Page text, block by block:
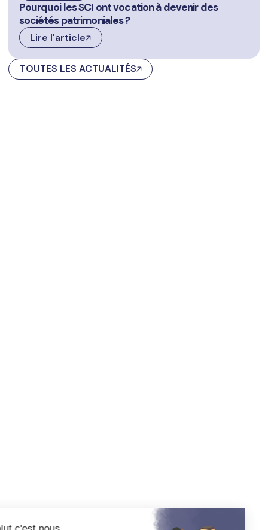
Pourquoi les SCI ont vocation à devenir des
sociétés patrimoniales ?
Lire l'article
TOUTES LES ACTUALITÉS